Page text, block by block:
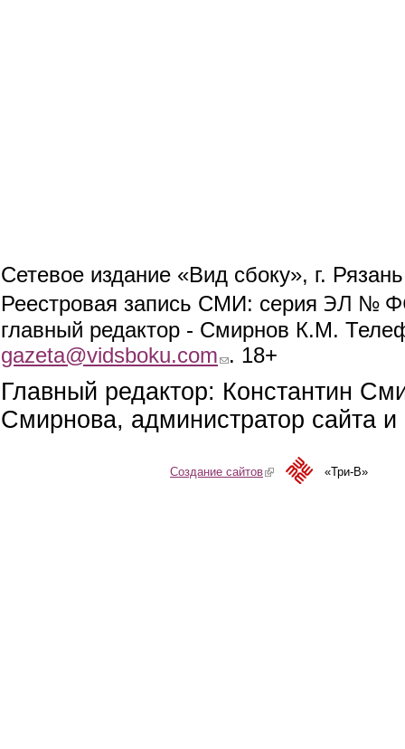
Сетевое издание «Вид сбоку», г.
Реестровая запись СМИ: серия ЭЛ №
главный редактор - Смирнов К.М.
gazeta@vidsboku.com (link sends e-mail)
. 18+
Главный редактор: Константин
Смирнова, администратор сайта
Создание сайтов(link is external)«Три-В»